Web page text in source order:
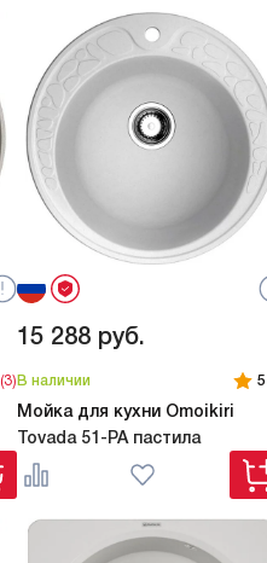
(3)В наличии 5
Мойка для кухни Omoikiri
Tovada 51-PA пастила
15 288 руб.